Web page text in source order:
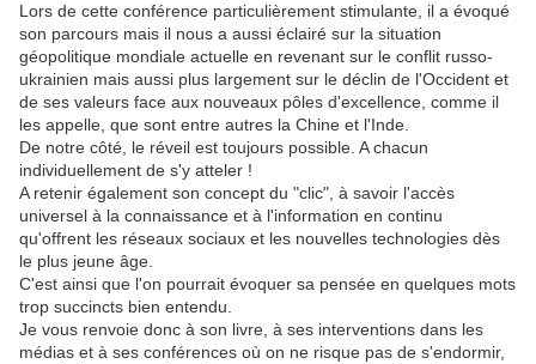
Lors de cette conférence particulièrement stimulante, il a évoqué
son parcours mais il nous a aussi éclairé sur la situation
géopolitique mondiale actuelle en revenant sur le conflit russo-
ukrainien mais aussi plus largement sur le déclin de l'Occident et
de ses valeurs face aux nouveaux pôles d'excellence, comme il
les appelle, que sont entre autres la Chine et l'Inde.
De notre côté, le réveil est toujours possible. A chacun
individuellement de s'y atteler !
A retenir également son concept du "clic", à savoir l'accès
universel à la connaissance et à l'information en continu
qu'offrent les réseaux sociaux et les nouvelles technologies dès
le plus jeune âge.
C'est ainsi que l'on pourrait évoquer sa pensée en quelques mots
trop succincts bien entendu.
Je vous renvoie donc à son livre, à ses interventions dans les
médias et à ses conférences où on ne risque pas de s'endormir,